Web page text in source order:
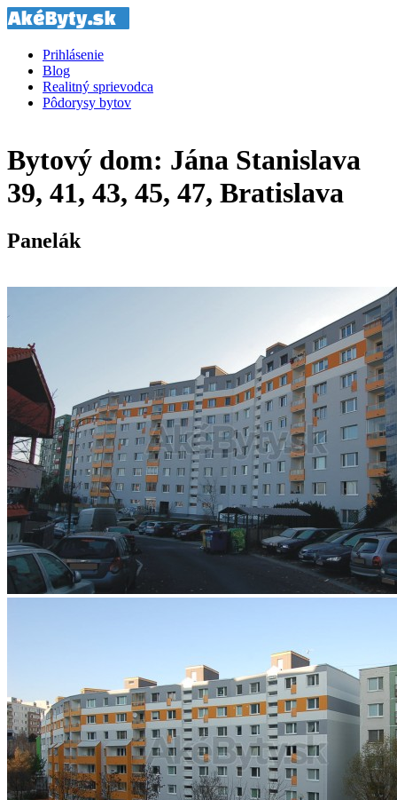
Prihlásenie
Blog
Realitný sprievodca
Pôdorysy bytov
Bytový dom: Jána Stanislava
39, 41, 43, 45, 47, Bratislava
Panelák